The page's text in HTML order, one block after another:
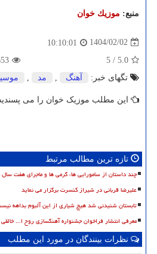
منبع: موزیك خوان
1404/02/02
10:10:01
5.0
/
5
تگهای خبر:
آهنگ , مد ,
این مطلب موزیک خوان را می
تازه ترین مطالب مرتبط
چند داستان از سامورایی ها، گرمی ها و ماجرای هفت
علیرضا قربانی در شیراز کنسرت برگزار می نماید
تابستان شنیدنی شد هیچ شیاری از این آلبوم بداهه
معرفی انتشار فراخوان جشنواره آهنگسازی روح ا...
نظرات بینندگان در مورد این مطلب